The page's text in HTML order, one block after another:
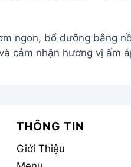
ngon, bổ dưỡng bằng
cảm nhận hương vị ấm
THÔNG TIN
Giới Thiệu